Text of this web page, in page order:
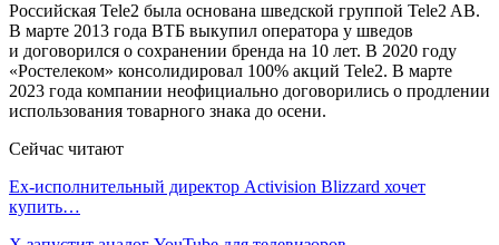
Российская Tele2 была основана шведской группой Tele2 AB.
В марте 2013 года ВТБ выкупил оператора у шведов
и договорился о сохранении бренда на 10 лет. В 2020 году
«Ростелеком» консолидировал 100% акций Tele2. В марте
2023 года компании неофициально договорились о продлении
использования товарного знака до осени.
Сейчас читают
Ex-исполнительный директор Activision Blizzard хочет
купить…